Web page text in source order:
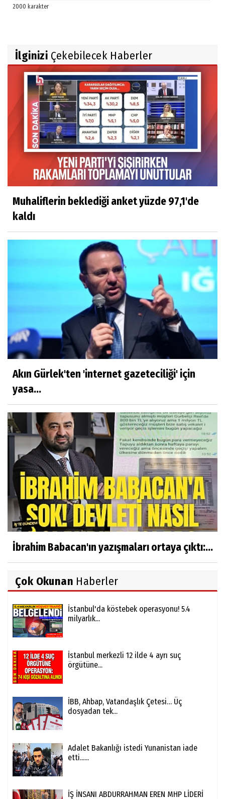
İlginizi Çekebilecek Haberler
Muhaliflerin beklediği anket yüzde 97,1'de
kaldı
Akın Gürlek'ten 'internet gazeteciliği' için
yasa...
İbrahim Babacan'ın yazışmaları ortaya çıktı:...
Çok Okunan Haberler
İstanbul'da köstebek operasyonu! 5.4
milyarlık...
İstanbul merkezli 12 ilde 4 ayrı suç
örgütüne...
İBB, Ahbap, Vatandaşlık Çetesi… Üç
dosyadan tek...
Adalet Bakanlığı istedi Yunanistan iade
etti......
İŞ İNSANI ABDURRAHMAN EREN MHP LİDERİ